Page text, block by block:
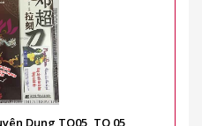
Dụng TQ05, TQ 05